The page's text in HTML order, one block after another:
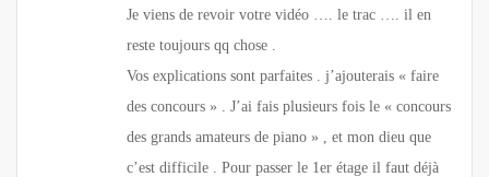
Je viens de revoir votre vidéo …. le trac …. il en
reste toujours qq chose .
Vos explications sont parfaites . j’ajouterais « faire
des concours » . J’ai fais plusieurs fois le « concours
des grands amateurs de piano » , et mon dieu que
c’est difficile . Pour passer le 1er étage il faut déjà